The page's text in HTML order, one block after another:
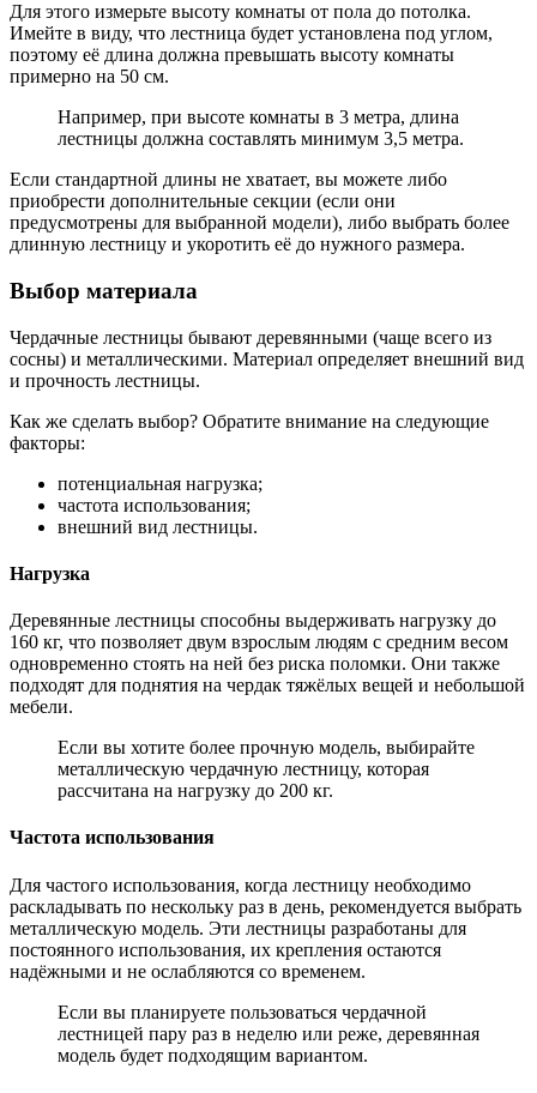
Для этого измерьте высоту комнаты от пола до потолка.
Имейте в виду, что лестница будет установлена под углом,
поэтому её длина должна превышать высоту комнаты
примерно на 50 см.
Например, при высоте комнаты в 3 метра, длина
лестницы должна составлять минимум 3,5 метра.
Если стандартной длины не хватает, вы можете либо
приобрести дополнительные секции (если они
предусмотрены для выбранной модели), либо выбрать более
длинную лестницу и укоротить её до нужного размера.
Выбор материала
Чердачные лестницы бывают деревянными (чаще всего из
сосны) и металлическими. Материал определяет внешний вид
и прочность лестницы.
Как же сделать выбор? Обратите внимание на следующие
факторы:
потенциальная нагрузка;
частота использования;
внешний вид лестницы.
Нагрузка
Деревянные лестницы способны выдерживать нагрузку до
160 кг, что позволяет двум взрослым людям с средним весом
одновременно стоять на ней без риска поломки. Они также
подходят для поднятия на чердак тяжёлых вещей и небольшой
мебели.
Если вы хотите более прочную модель, выбирайте
металлическую чердачную лестницу, которая
рассчитана на нагрузку до 200 кг.
Частота использования
Для частого использования, когда лестницу необходимо
раскладывать по нескольку раз в день, рекомендуется выбрать
металлическую модель. Эти лестницы разработаны для
постоянного использования, их крепления остаются
надёжными и не ослабляются со временем.
Если вы планируете пользоваться чердачной
лестницей пару раз в неделю или реже, деревянная
модель будет подходящим вариантом.